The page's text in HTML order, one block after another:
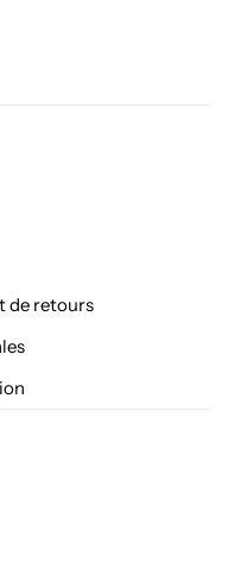
de retours